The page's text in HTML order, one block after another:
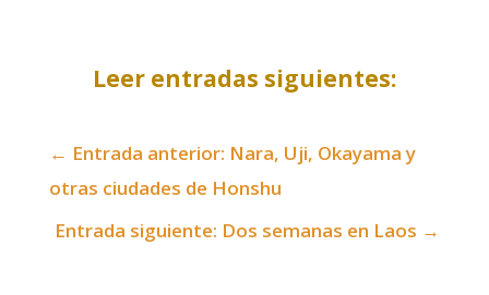
Leer entradas siguientes:
← Entrada anterior: Nara, Uji, Okayama y
otras ciudades de Honshu
Entrada siguiente: Dos semanas en Laos →